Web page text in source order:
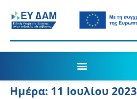
Ημέρα: 11 Ιουλίου 2023